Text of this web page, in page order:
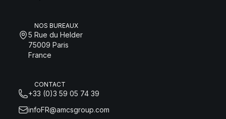
NOS BUREAUX
5 Rue du Helder
75009 Paris
France
CONTACT
+33 (0)3 59 05 74 39
infoFR@amcsgroup.com